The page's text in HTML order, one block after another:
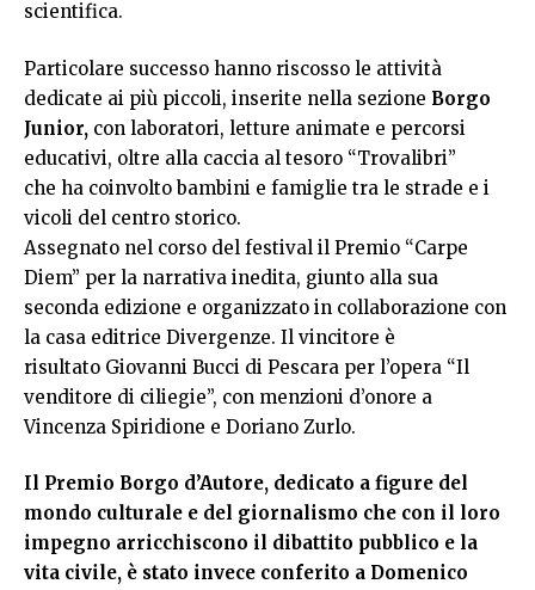
scientifica.
Particolare successo hanno riscosso le attività
dedicate ai più piccoli, inserite nella sezione Borgo
Junior, con laboratori, letture animate e percorsi
educativi, oltre alla caccia al tesoro “Trovalibri”
che ha coinvolto bambini e famiglie tra le strade e i
vicoli del centro storico.
Assegnato nel corso del festival il Premio “Carpe
Diem” per la narrativa inedita, giunto alla sua
seconda edizione e organizzato in collaborazione con
la casa editrice Divergenze. Il vincitore è
risultato Giovanni Bucci di Pescara per l’opera “Il
venditore di ciliegie”, con menzioni d’onore a
Vincenza Spiridione e Doriano Zurlo.
Il Premio Borgo d’Autore, dedicato a figure del
mondo culturale e del giornalismo che con il loro
impegno arricchiscono il dibattito pubblico e la
vita civile, è stato invece conferito a Domenico